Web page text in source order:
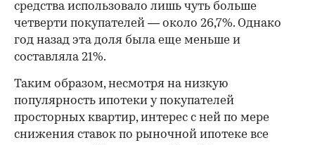
средства использовало лишь чуть больше
четверти покупателей — около 26,7%. Однако
год назад эта доля была еще меньше и
составляла 21%.
Таким образом, несмотря на низкую
популярность ипотеки у покупателей
просторных квартир, интерес с ней по мере
снижения ставок по рыночной ипотеке все